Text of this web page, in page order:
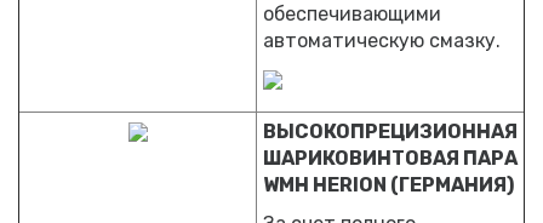
обеспечивающими
автоматическую смазку.
ВЫСОКОПРЕЦИЗИОННАЯ
ШАРИКОВИНТОВАЯ ПАРА
WMH HERION (ГЕРМАНИЯ)